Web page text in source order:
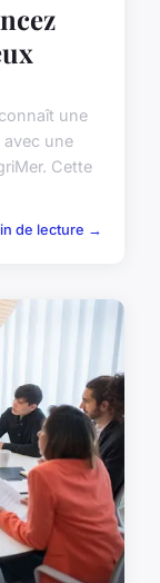
une
avec une
Cette
de lecture →